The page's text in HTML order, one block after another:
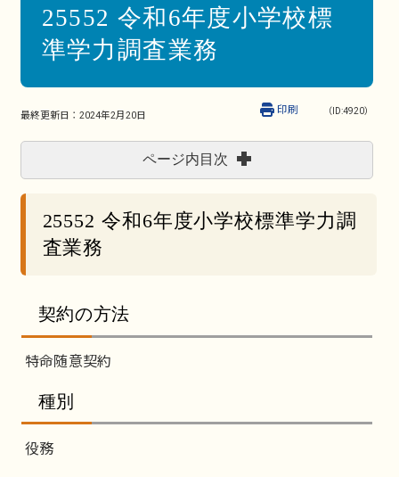
25552 令和6年度小学校標
準学力調査業務
最終更新日： 2024年2月20日 （ID:4920）
印刷
ページ内目次
25552 令和6年度小学校標準学力調
査業務
契約の方法
特命随意契約
種別
役務